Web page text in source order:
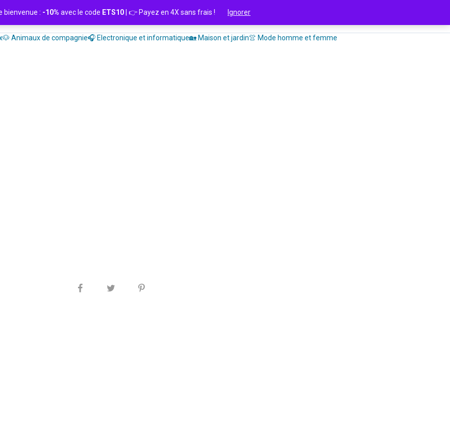
🐶 Animaux de compagnie🎧 Electronique et informatique🏡 Maison et jardin👚 Mode homme et femme
bienvenue : -10% avec le code ETS10 | 👉 Payez en 4X sans frais ! Ignorer